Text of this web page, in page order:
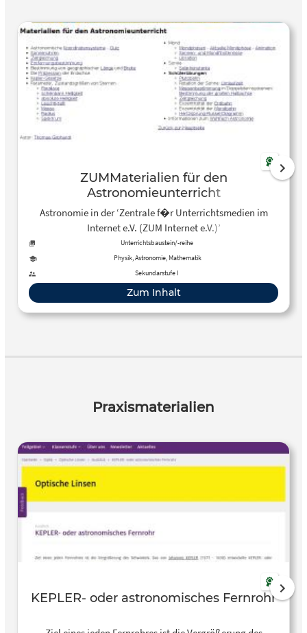
ZUMMaterialien für den
Astronomieunterricht
Astronomie in der ‘Zentrale f�r Unterrichtsmedien im
Internet e.V. (ZUM Internet e.V.)’
Unterrichtsbaustein/-reihe
Physik, Astronomie, Mathematik
Sekundarstufe I
Zum Inhalt
Praxismaterialien
KEPLER- oder astronomisches Fernrohr